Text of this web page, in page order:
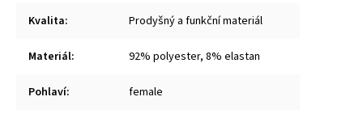
Kvalita: Prodyšný a funkční materiál
Materiál: 92% polyester, 8% elastan
Pohlaví: female